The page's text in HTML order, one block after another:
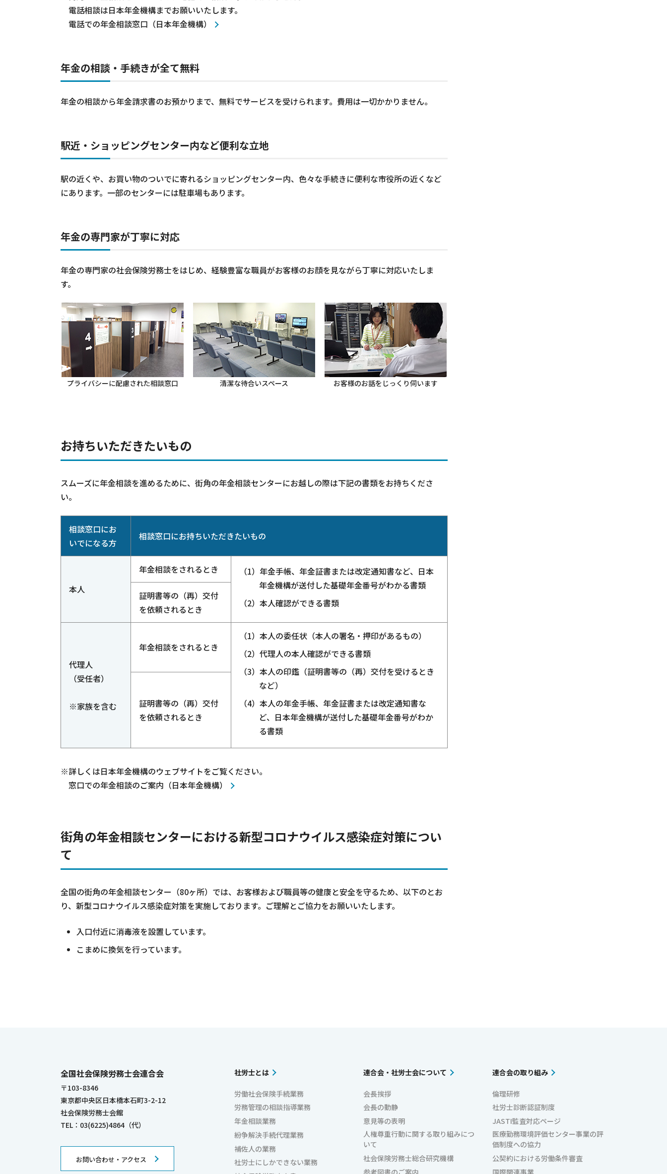
電話相談は日本年金機構までお願いいたします。
電話での年金相談窓口（日本年金機構）
年金の相談・手続きが全て無料
年金の相談から年金請求書のお預かりまで、無料でサービスを受けられます。費用は一切かかりません。
駅近・ショッピングセンター内など便利な立地
駅の近くや、お買い物のついでに寄れるショッピングセンター内、色々な手続きに便利な市役所の近くなど
にあります。一部のセンターには駐車場もあります。
年金の専門家が丁寧に対応
年金の専門家の社会保険労務士をはじめ、経験豊富な職員がお客様のお顔を見ながら丁寧に対応いたしま
す。
プライバシーに配慮された相談窓口 清潔な待合いスペース お客様のお話をじっくり伺います
お持ちいただきたいもの
スムーズに年金相談を進めるために、街角の年金相談センターにお越しの際は下記の書類をお持ちくださ
い。
相談窓口にお
いでになる方
相談窓口にお持ちいただきたいもの
本人
年金相談をされるとき
（1）年金手帳、年金証書または改定通知書など、日本
年金機構が送付した基礎年金番号がわかる書類
（2）本人確認ができる書類
証明書等の（再）交付
を依頼されるとき
代理人
（受任者）
※家族を含む
年金相談をされるとき
（1）本人の委任状（本人の署名・押印があるもの）
（2）代理人の本人確認ができる書類
（3）本人の印鑑（証明書等の（再）交付を受けるとき
など）
（4）本人の年金手帳、年金証書または改定通知書な
ど、日本年金機構が送付した基礎年金番号がわか
る書類
証明書等の（再）交付
を依頼されるとき
※詳しくは日本年金機構のウェブサイトをご覧ください。
窓口での年金相談のご案内（日本年金機構）
街角の年金相談センターにおける新型コロナウイルス感染症対策につい
て
全国の街角の年金相談センター（80ヶ所）では、お客様および職員等の健康と安全を守るため、以下のとお
り、新型コロナウイルス感染症対策を実施しております。ご理解とご協力をお願いいたします。
入口付近に消毒液を設置しています。
こまめに換気を行っています。
全国社会保険労務士会連合会
〒103-8346
東京都中央区日本橋本石町3-2-12
社会保険労務士会館
TEL：03(6225)4864（代）
お問い合わせ・アクセス
社労士とは
労働社会保険手続業務
労務管理の相談指導業務
年金相談業務
紛争解決手続代理業務
補佐人の業務
社労士にしかできない業務
連合会・社労士会について
会長挨拶
会長の動静
意見等の表明
人権尊重行動に関する取り組みにつ
いて
社会保険労務士総合研究機構
参考図書のご案内
連合会の取り組み
倫理研修
社労士診断認証制度
JASTI監査対応ページ
医療勤務環境評価センター事業の評
価制度への協力
公契約における労働条件審査
国際関連事業